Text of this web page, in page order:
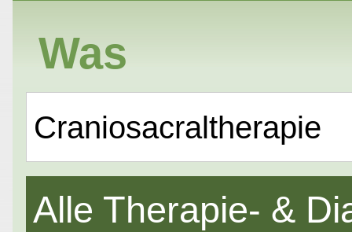
Was
Craniosacraltherapie
Alle Therapie- &